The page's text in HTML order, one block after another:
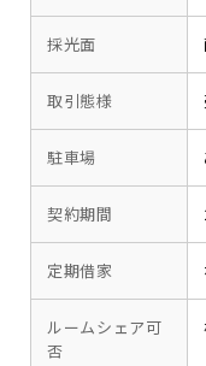
採光面
取引態様
駐車場
契約期間
定期借家
ルームシェア可
否